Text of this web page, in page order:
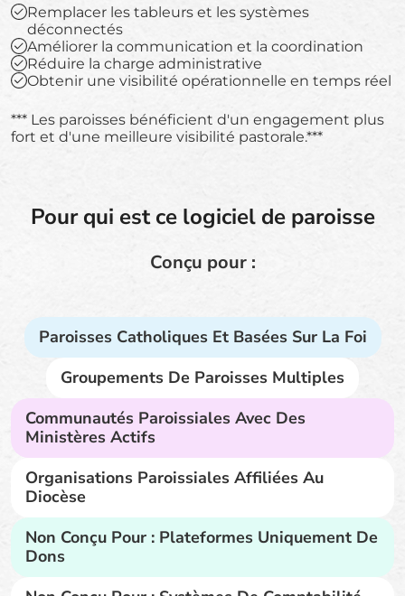
Remplacer les tableurs et les systèmes
déconnectés
Améliorer la communication et la coordination
Réduire la charge administrative
Obtenir une visibilité opérationnelle en temps réel
*** Les paroisses bénéficient d'un engagement plus
fort et d'une meilleure visibilité pastorale.***
Pour qui est ce logiciel de paroisse
Conçu pour :
Paroisses Catholiques Et Basées Sur La Foi
Groupements De Paroisses Multiples
Communautés Paroissiales Avec Des
Ministères Actifs
Organisations Paroissiales Affiliées Au
Diocèse
Non Conçu Pour : Plateformes Uniquement De
Dons